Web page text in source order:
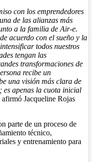
con los emprendedores
de las alianzas más
a la familia de Air-e.
acuerdo con el sueño y la
todos nuestros
tengan las
transformaciones de
recibe un
una visión más clara de
es apenas la cuota inicial
afirmó Jacqueline Rojas
parte de un proceso de
técnico,
y entrenamiento para